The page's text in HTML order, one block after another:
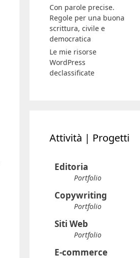
Con parole precise.
Regole per una buona
scrittura, civile e
democratica
Le mie risorse
WordPress
declassificate
Attività | Progetti
Editoria
Portfolio
Copywriting
Portfolio
Siti Web
Portfolio
E-commerce